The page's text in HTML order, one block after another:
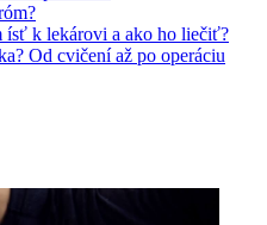
ísť k lekárovi a ako ho liečiť?
Od cvičení až po operáciu